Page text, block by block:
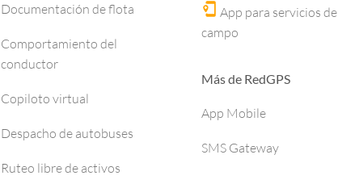
Documentación de flota
Comportamiento del
conductor
Copiloto virtual
Despacho de autobuses
Ruteo libre de activos
App para servicios de
campo
Más de RedGPS
App Mobile
SMS Gateway